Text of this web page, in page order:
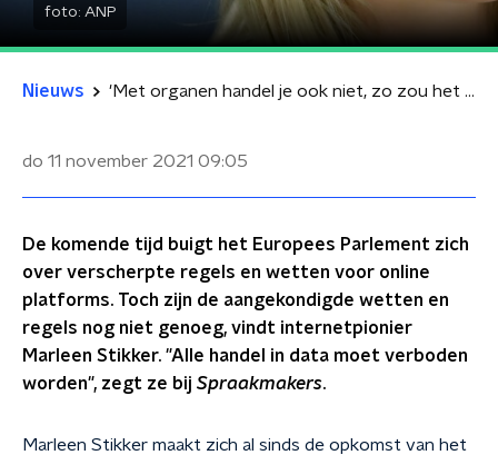
foto: ANP
Nieuws 'Met organen handel je ook niet, zo zou het voor data ook moeten zijn'
do 11 november 2021 09:05
De komende tijd buigt het Europees Parlement zich
over verscherpte regels en wetten voor online
platforms. Toch zijn de aangekondigde wetten en
regels nog niet genoeg, vindt internetpionier
Marleen Stikker. "Alle handel in data moet verboden
worden", zegt ze bij Spraakmakers.
Marleen Stikker maakt zich al sinds de opkomst van het